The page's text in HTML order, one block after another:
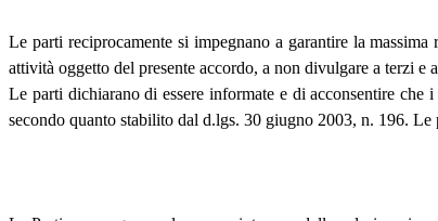
Le parti reciprocamente si impegnano a garantire la
attività oggetto del presente accordo, a non divulgare a terzi
Le parti dichiarano di essere informate e di acconsentire che
secondo quanto stabilito dal d.lgs. 30 giugno 2003, n. 196.